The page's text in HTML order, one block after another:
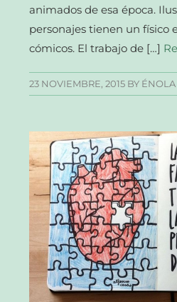
animados de esa época.
personajes tienen un físico
cómicos. El trabajo de […]
23 NOVIEMBRE, 2015 BY